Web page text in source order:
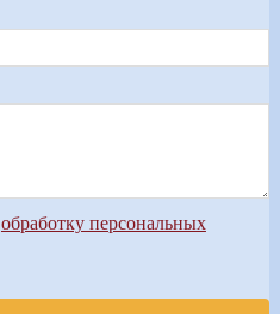
обработку персональных